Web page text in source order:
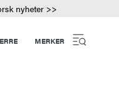
nyheter >>
MERKER